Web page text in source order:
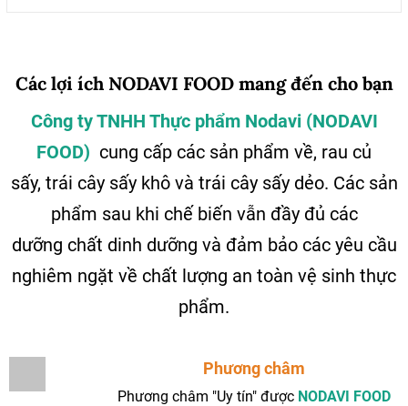
Các lợi ích NODAVI FOOD mang đến cho bạn
Công ty TNHH Thực phẩm Nodavi (NODAVI
FOOD) cung cấp các sản phẩm về, rau củ
sấy, trái cây sấy khô và trái cây sấy dẻo. Các sản
phẩm sau khi chế biến vẫn đầy đủ các
dưỡng chất dinh dưỡng và đảm bảo các yêu cầu
nghiêm ngặt về chất lượng an toàn vệ sinh thực
phẩm.
Phương châm
Phương châm "Uy tín" được NODAVI FOOD